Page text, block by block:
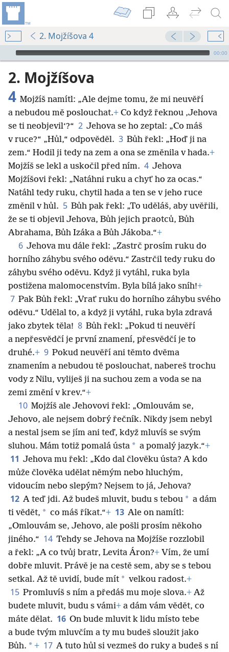
2. Mojžíšova 4
Audio Player
00:00
2. Mojžíšova
4 Mojžíš namítl: „Ale dejme tomu, že mi neuvěří
a nebudou mě poslouchat.+ Co když řeknou ‚Jehova
se ti neobjevil‘?“ 2 Jehova se ho zeptal: „Co máš
v ruce?“ „Hůl,“ odpověděl. 3 Bůh řekl: „Hoď ji na
zem.“ Hodil ji tedy na zem a ona se změnila v hada.+
Mojžíš se lekl a uskočil před ním. 4 Jehova
Mojžíšovi řekl: „Natáhni ruku a chyť ho za ocas.“
Natáhl tedy ruku, chytil hada a ten se v jeho ruce
změnil v hůl. 5 Bůh pak řekl: „To uděláš, aby uvěřili,
že se ti objevil Jehova, Bůh jejich praotců, Bůh
Abrahama, Bůh Izáka a Bůh Jákoba.“+
6 Jehova mu dále řekl: „Zastrč prosím ruku do
horního záhybu svého oděvu.“ Zastrčil tedy ruku do
záhybu svého oděvu. Když ji vytáhl, ruka byla
postižena malomocenstvím. Byla bílá jako sníh!+
7 Pak Bůh řekl: „Vrať ruku do horního záhybu svého
oděvu.“ Udělal to, a když ji vytáhl, ruka byla zdravá
jako zbytek těla! 8 Bůh řekl: „Pokud ti neuvěří
a nepřesvědčí je první znamení, přesvědčí je to
druhé.+ 9 Pokud neuvěří ani těmto dvěma
znamením a nebudou tě poslouchat, nabereš trochu
vody z Nilu, vyliješ ji na suchou zem a voda se na
zemi změní v krev.“+
10 Mojžíš ale Jehovovi řekl: „Omlouvám se,
Jehovo, ale nejsem dobrý řečník. Nikdy jsem nebyl
a nestal jsem se jím ani teď, když mluvíš se svým
sluhou. Mám totiž pomalá ústa * a pomalý jazyk.“+
11 Jehova mu řekl: „Kdo dal člověku ústa? A kdo
může člověka udělat němým nebo hluchým,
vidoucím nebo slepým? Nejsem to já, Jehova?
12 A teď jdi. Až budeš mluvit, budu s tebou * a dám
ti vědět, * co máš říkat.“+ 13 Ale on namítl:
„Omlouvám se, Jehovo, ale pošli prosím někoho
jiného.“ 14 Tehdy se Jehova na Mojžíše rozzlobil
a řekl: „A co tvůj bratr, Levita Áron?+ Vím, že umí
dobře mluvit. Právě je na cestě sem, aby se s tebou
setkal. Až tě uvidí, bude mít * velkou radost.+
15 Promluvíš s ním a předáš mu moje slova.+ Až
budete mluvit, budu s vámi+ a dám vám vědět, co
máte dělat. 16 On bude mluvit k lidu místo tebe
a bude tvým mluvčím a ty mu budeš sloužit jako
Bůh. * + 17 A tuto hůl si vezmeš do ruky a budeš s ní